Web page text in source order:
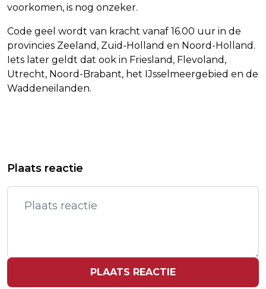
voorkomen, is nog onzeker.
Code geel wordt van kracht vanaf 16.00 uur in de
provincies Zeeland, Zuid-Holland en Noord-Holland.
Iets later geldt dat ook in Friesland, Flevoland,
Utrecht, Noord-Brabant, het IJsselmeergebied en de
Waddeneilanden.
SONGFESTIVALKOMST LAST MINUTE
TURKSE OPPOSITIELEIDER: GEEN
OVERGAVE NA NIEUWE ACTIE
MAGISTRATEN
Plaats reactie
PLAATS REACTIE